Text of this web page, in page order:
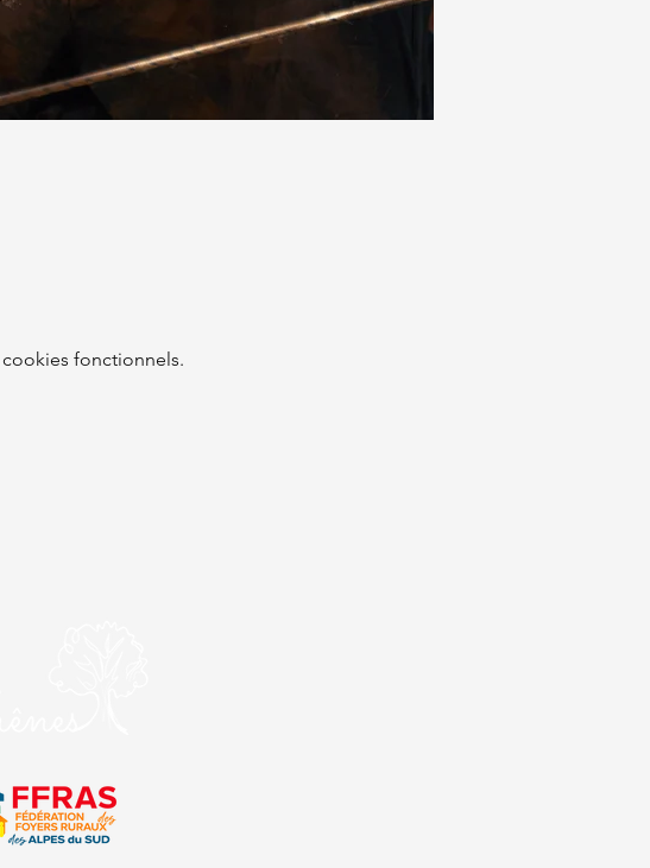
fonctionnels.